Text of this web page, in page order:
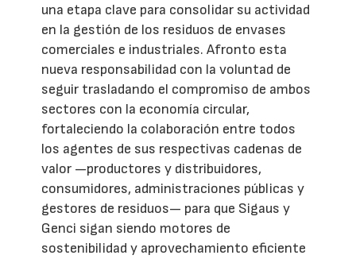
una etapa clave para consolidar su actividad
en la gestión de los residuos de envases
comerciales e industriales. Afronto esta
nueva responsabilidad con la voluntad de
seguir trasladando el compromiso de ambos
sectores con la economía circular,
fortaleciendo la colaboración entre todos
los agentes de sus respectivas cadenas de
valor —productores y distribuidores,
consumidores, administraciones públicas y
gestores de residuos— para que Sigaus y
Genci sigan siendo motores de
sostenibilidad y aprovechamiento eficiente